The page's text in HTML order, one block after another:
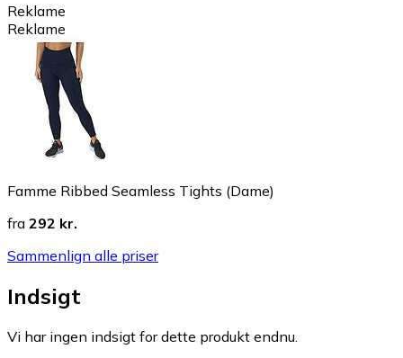
Reklame
Reklame
Famme Ribbed Seamless Tights (Dame)
fra 292 kr.
Sammenlign alle priser
Indsigt
Vi har ingen indsigt for dette produkt endnu.